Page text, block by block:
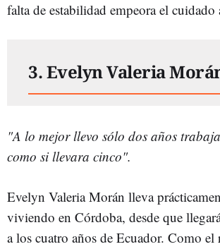
falta de estabilidad empeora el cuidado
3. Evelyn Valeria
"A lo mejor llevo sólo dos años
como si llevara cinco".
Evelyn Valeria Morán lleva
viviendo en Córdoba, desde que
a los cuatro años de Ecuador. Como el